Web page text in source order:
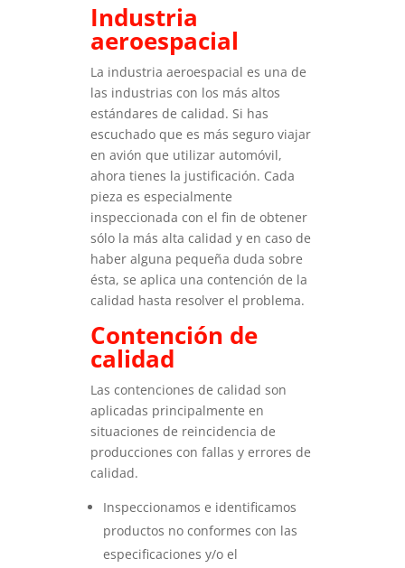
Industria
aeroespacial
La industria aeroespacial es una de
las industrias con los más altos
estándares de calidad. Si has
escuchado que es más seguro viajar
en avión que utilizar automóvil,
ahora tienes la justificación. Cada
pieza es especialmente
inspeccionada con el fin de obtener
sólo la más alta calidad y en caso de
haber alguna pequeña duda sobre
ésta, se aplica una contención de la
calidad hasta resolver el problema.
Contención de
calidad
Las contenciones de calidad son
aplicadas principalmente en
situaciones de reincidencia de
producciones con fallas y errores de
calidad.
Inspeccionamos e identificamos
productos no conformes con las
especificaciones y/o el